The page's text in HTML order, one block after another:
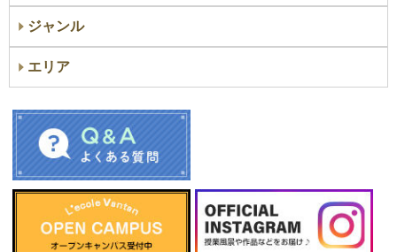
ジャンル
エリア